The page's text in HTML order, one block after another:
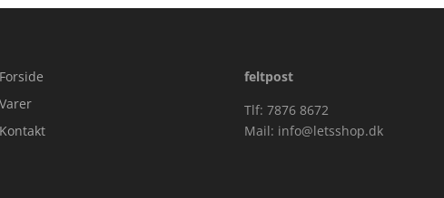
Forside
Varer
Kontakt
feltpost
Tlf: 7876 8672
Mail: info@letsshop.dk